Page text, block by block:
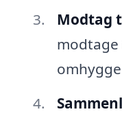
Modtag